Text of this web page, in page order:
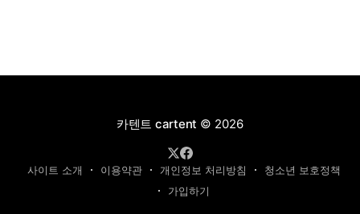
카텐트 cartent © 2026
사이트 소개 이용약관 개인정보 처리방침
청소년 보호정책
가입하기